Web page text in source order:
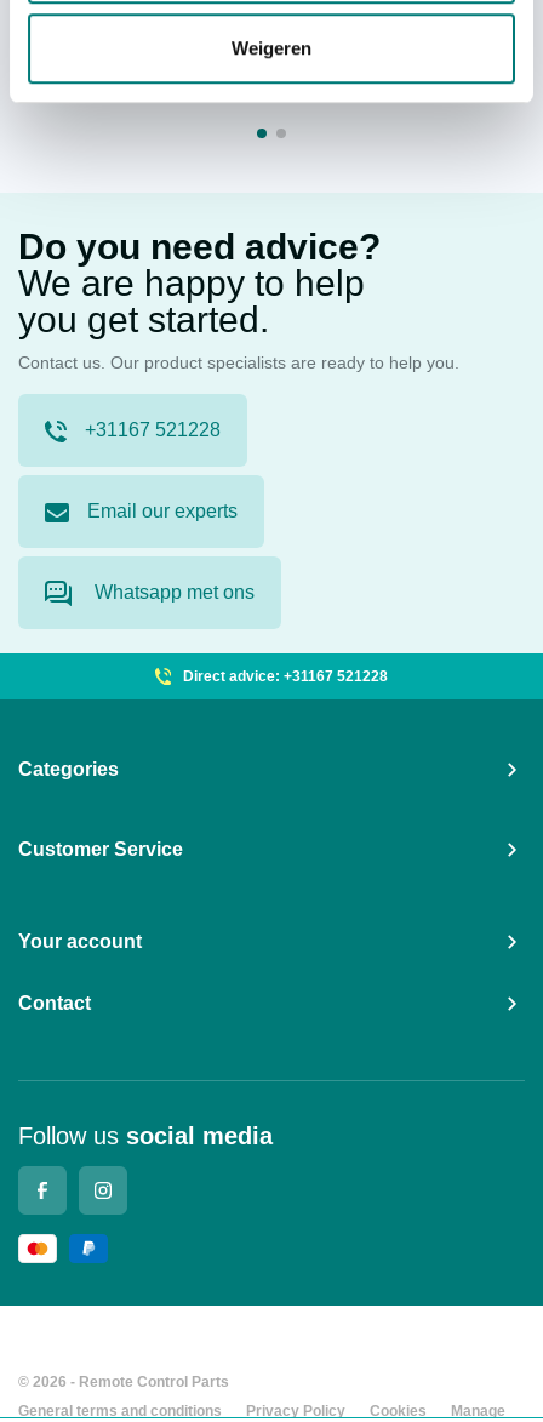
Weigeren
Do you need advice?
We are happy to help
you get started.
Contact us. Our product specialists are ready to help you.
+31167 521228
Email our experts
Whatsapp met ons
Direct advice: +31167 521228
Categories
Customer Service
Your account
Contact
Follow us social media
© 2026 - Remote Control Parts
General terms and conditions
Privacy Policy Cookies Manage